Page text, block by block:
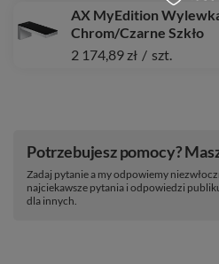
AX MyEdition
Chrom/Czarne Szkło
2 174,89 zł / szt.
Potrzebujesz pomocy?
Zadaj pytanie a my odpowiemy
najciekawsze pytania i odpowiedzi
dla innych.